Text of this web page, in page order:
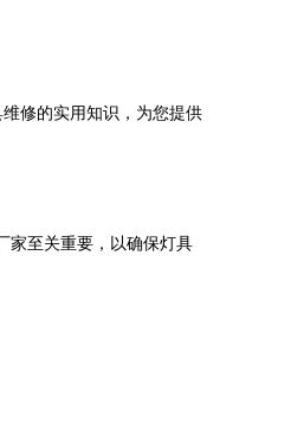
修的实用知识，为您提供
家至关重要，以确保灯具